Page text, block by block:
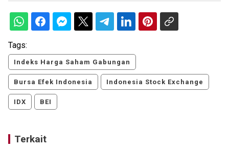
Tags:
Indeks Harga Saham Gabungan
Bursa Efek Indonesia Indonesia Stock Exchange
IDX BEI
Terkait